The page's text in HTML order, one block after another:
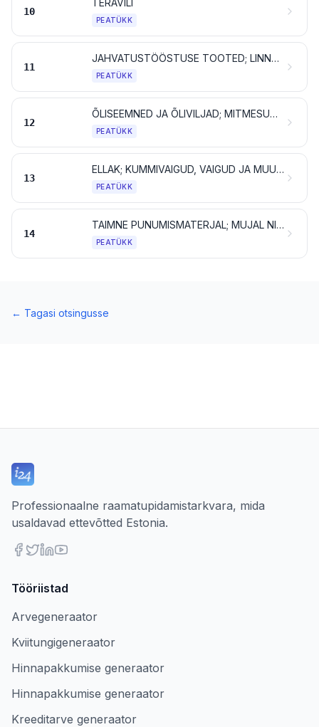
10
TERAVILI
PEATÜKK
11
JAHVATUSTÖÖSTUSE TOOTED; LINNASED; TÄRKLIS; INULIIN; NISUGLUTEEN
PEATÜKK
12
ÕLISEEMNED JA ÕLIVILJAD; MITMESUGUSED TERAD, SEEMNED JA VILJAD; TÖÖSTUSES KASUTATAVAD TAIMED JA RAVIMTAIMED; ÕLED JA SÖÖT
PEATÜKK
13
ELLAK; KUMMIVAIGUD, VAIGUD JA MUUD TAIMEMAHLAD JA -EKSTRAKTID
PEATÜKK
14
TAIMNE PUNUMISMATERJAL; MUJAL NIMETAMATA TAIMSED TOOTED
PEATÜKK
← Tagasi otsingusse
Professionaalne raamatupidamistarkvara, mida
usaldavad ettevõtted Estonia.
Tööriistad
Arvegeneraator
Kviitungigeneraator
Hinnapakkumise generaator
Hinnapakkumise generaator
Kreeditarve generaator